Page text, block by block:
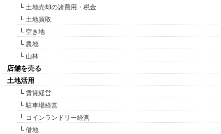
└ 土地売却の諸費用・税金
└ 土地買取
└ 空き地
└ 農地
└ 山林
店舗を売る
土地活用
└ 賃貸経営
└ 駐車場経営
└ コインランドリー経営
└ 借地